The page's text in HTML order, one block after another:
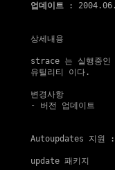
업데이트 :
상세내용
strace 는 실행중인
유틸리티 이다.
변경사항
- 버전 업데이트
Autoupdates 지원 :
update 패키지